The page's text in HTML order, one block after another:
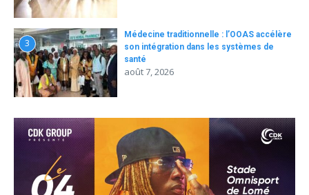
3
Médecine traditionnelle : l’OOAS accélère
son intégration dans les systèmes de
santé
août 7, 2026